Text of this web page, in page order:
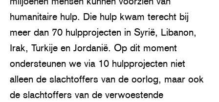
humanitaire hulp. Die hulp kwam terecht bij
meer dan 70 hulpprojecten in Syrië, Libanon,
Irak, Turkije en Jordanië. Op dit moment
ondersteunen we via 10 hulpprojecten niet
alleen de slachtoffers van de oorlog, maar ook
de slachtoffers van de verwoestende